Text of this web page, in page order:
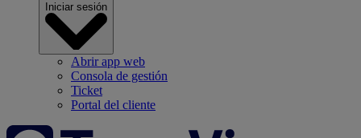
Iniciar sesión
Abrir app web
Consola de gestión
Ticket
Portal del cliente